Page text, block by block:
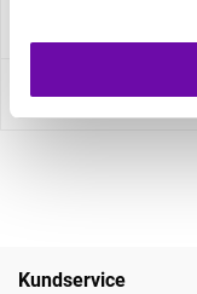
Recensioner
Kundservice